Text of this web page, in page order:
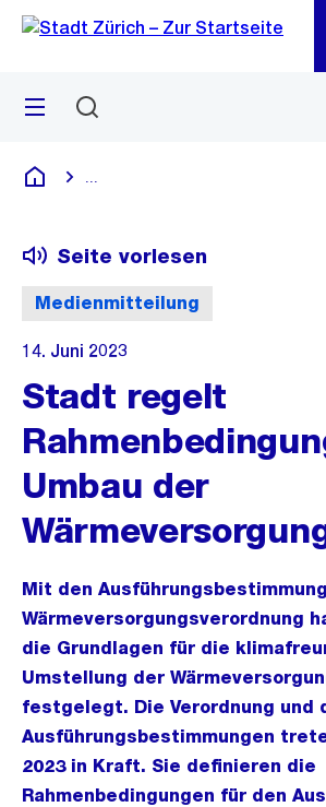
Navigation
Sprunglink
Menü
Deutsch
Medienmitteilung
Seite vorlesen
14. Juni 2023
Stadt regelt
Umbau der
Mit den
Wärmeversorgungsverordnung
die Grundlagen für die
Umstellung der
festgelegt. Die Verordnung und
Ausführungsbestimmungen
2023 in Kraft. Sie definieren die
Rahmenbedingungen für den